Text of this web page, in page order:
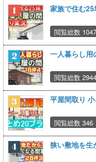
家族で住む
閲覧総数 1047
一人暮らし用
閲覧総数 2944
平屋間取り
閲覧総数 346
狭い敷地を生